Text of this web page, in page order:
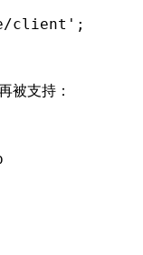
client' ;
被支持：